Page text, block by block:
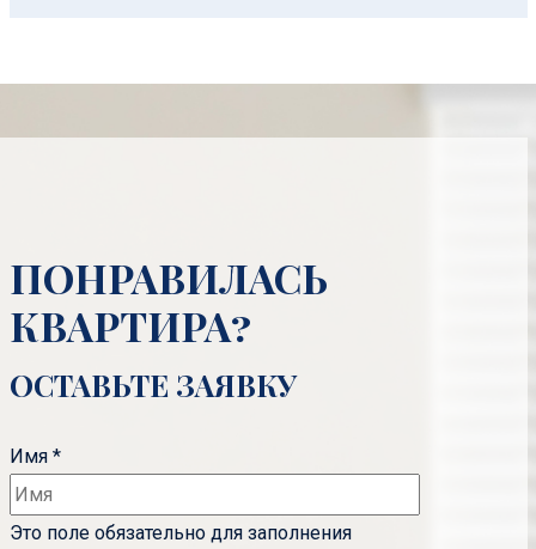
ПОНРАВИЛАСЬ
КВАРТИРА?
ОСТАВЬТЕ ЗАЯВКУ
Имя *
Это поле обязательно для заполнения